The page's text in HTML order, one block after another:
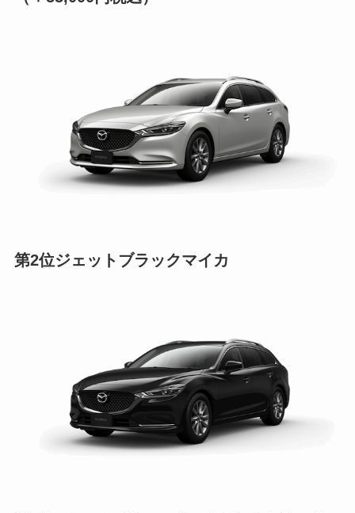
第2位ジェットブラックマイカ